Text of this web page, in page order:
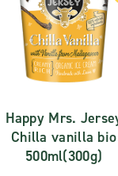
Happy Mrs.
Chilla vanilla bio
500ml(300g)